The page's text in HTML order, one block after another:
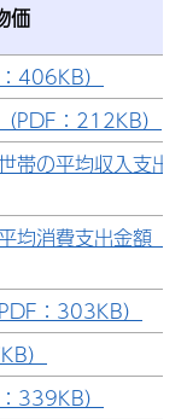
価
406KB）
PDF：212KB）
帯の平均収入支出
均消費支出金額（
：303KB）
）
339KB）